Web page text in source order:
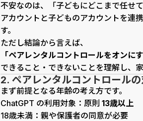
不安なのは、「子どもにどこまで任せ
アカウントと子どものアカウントを連
す。
ただし結論から言えば、
「ペアレンタルコントロールをオンに
できること・できないことを理解し、
2. ペアレンタルコントロール
まず前提となる年齢の考え方です。
ChatGPT の利用対象：原則 13歳以上
18歳未満：親や保護者の同意が必要